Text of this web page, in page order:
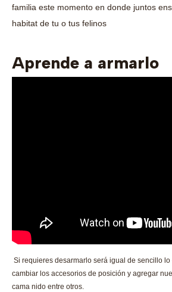
familia este momento en donde juntos
habitat de tu o tus felinos
Aprende a armarlo
Si requieres desarmarlo será igual de sencillo
cambiar los accesorios de posición y agregar
cama nido entre otros.